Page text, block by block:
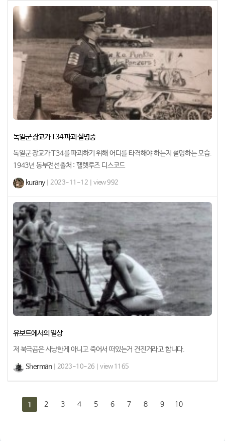
독일군 장교가 T34 파괴 설명중
독일군 장교가 T34를 파괴하기 위해 어디를 타격해야 하는지 설명하는 모습.
1943년 동부전선출처 : 헬렛루즈 디스코드
kurany| 2023-11-12 | view 992
유보트에서의 일상
저 북극곰은 사냥한게 아니고 죽어서 떠있는거 건진거라고 합니다.
Sherman| 2023-10-26 | view 1165
1 2 3 4 5 6 7 8 9 10